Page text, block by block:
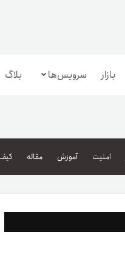
بازار سرویس‌ها
بازار تترلند
سرمایه‌گذاری آسان
بلاگ
امنیت آموزش مقاله